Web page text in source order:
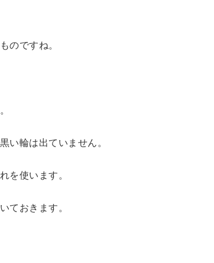
のですね。
い輪は出ていません。
を使います。
ておきます。